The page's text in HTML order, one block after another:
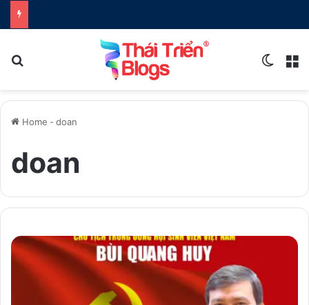
Home - doan
doan